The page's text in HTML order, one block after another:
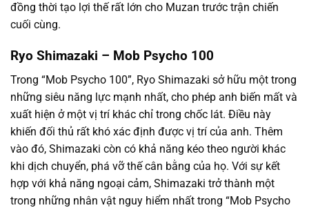
đồng thời tạo lợi thế rất lớn cho Muzan trước trận chiến
cuối cùng.
Ryo Shimazaki – Mob Psycho 100
Trong “Mob Psycho 100”, Ryo Shimazaki sở hữu một trong
những siêu năng lực mạnh nhất, cho phép anh biến mất và
xuất hiện ở một vị trí khác chỉ trong chốc lát. Điều này
khiến đối thủ rất khó xác định được vị trí của anh. Thêm
vào đó, Shimazaki còn có khả năng kéo theo người khác
khi dịch chuyển, phá vỡ thế cân bằng của họ. Với sự kết
hợp với khả năng ngoại cảm, Shimazaki trở thành một
trong những nhân vật nguy hiểm nhất trong “Mob Psycho